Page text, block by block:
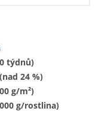
týdnů)
24 %)
g/m²)
g/rostlina)